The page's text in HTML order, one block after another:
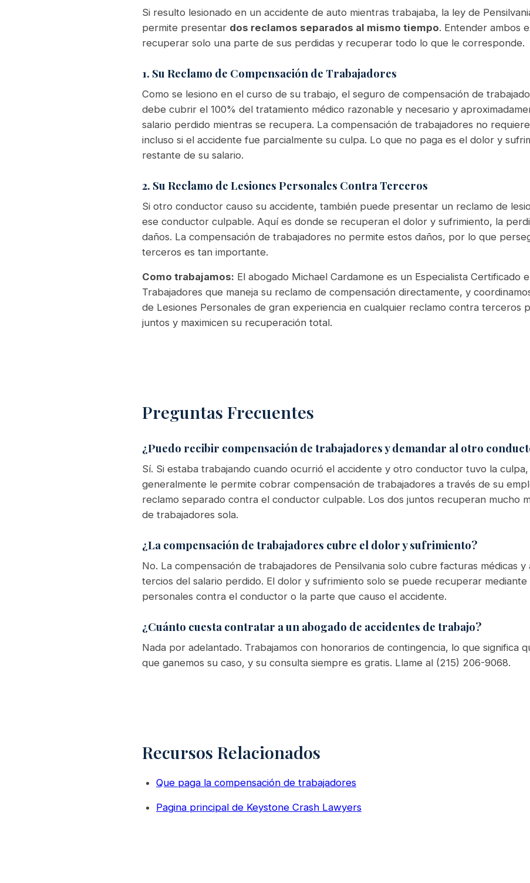
Si resulto lesionado en un accidente de auto mientras trabajaba, la ley de
permite presentar dos reclamos separados al mismo tiempo. Entender ambos
recuperar solo una parte de sus perdidas y recuperar todo lo que le corresponde.
1. Su Reclamo de Compensación de Trabajadores
Como se lesiono en el curso de su trabajo, el seguro de compensación de
debe cubrir el 100% del tratamiento médico razonable y necesario y
salario perdido mientras se recupera. La compensación de trabajadores no
incluso si el accidente fue parcialmente su culpa. Lo que no paga es el dolor y
restante de su salario.
2. Su Reclamo de Lesiones Personales Contra Terceros
Si otro conductor causo su accidente, también puede presentar un reclamo de
ese conductor culpable. Aquí es donde se recuperan el dolor y sufrimiento, la
daños. La compensación de trabajadores no permite estos daños, por lo que
terceros es tan importante.
Como trabajamos: El abogado Michael Cardamone es un Especialista Certificado
Trabajadores que maneja su reclamo de compensación directamente, y
de Lesiones Personales de gran experiencia en cualquier reclamo contra terceros
juntos y maximicen su recuperación total.
Preguntas Frecuentes
¿Puedo recibir compensación de trabajadores y demandar al otro
Sí. Si estaba trabajando cuando ocurrió el accidente y otro conductor tuvo la culpa,
generalmente le permite cobrar compensación de trabajadores a través de su
reclamo separado contra el conductor culpable. Los dos juntos recuperan mucho
de trabajadores sola.
¿La compensación de trabajadores cubre el dolor y sufrimiento?
No. La compensación de trabajadores de Pensilvania solo cubre facturas médicas y
tercios del salario perdido. El dolor y sufrimiento solo se puede recuperar mediante
personales contra el conductor o la parte que causo el accidente.
¿Cuánto cuesta contratar a un abogado de accidentes de trabajo?
Nada por adelantado. Trabajamos con honorarios de contingencia, lo que significa
que ganemos su caso, y su consulta siempre es gratis. Llame al (215) 206-9068.
Recursos Relacionados
Que paga la compensación de trabajadores
Pagina principal de Keystone Crash Lawyers